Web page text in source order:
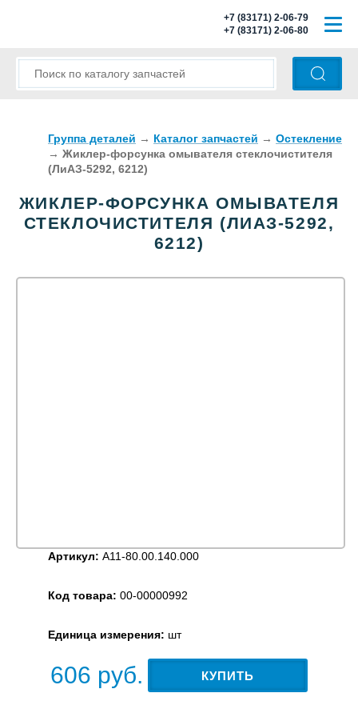
Группа деталей → Каталог запчастей → Остекление
→ Жиклер-форсунка омывателя стеклочистителя
(ЛиАЗ-5292, 6212)
ЖИКЛЕР-ФОРСУНКА ОМЫВАТЕЛЯ
СТЕКЛОЧИСТИТЕЛЯ (ЛИАЗ-5292,
6212)
Артикул: А11-80.00.140.000
Код товара: 00-00000992
Единица измерения: шт
606 руб. КУПИТЬ
+7 (83171) 2-06-79
+7 (83171) 2-06-80
КАТАЛОГ ЗАПЧАСТЕЙ
МОДЕЛИ АВТОБУСОВ
ОПЛАТА И ДОСТАВКА
КОНТАКТЫ
КОРЗИНА